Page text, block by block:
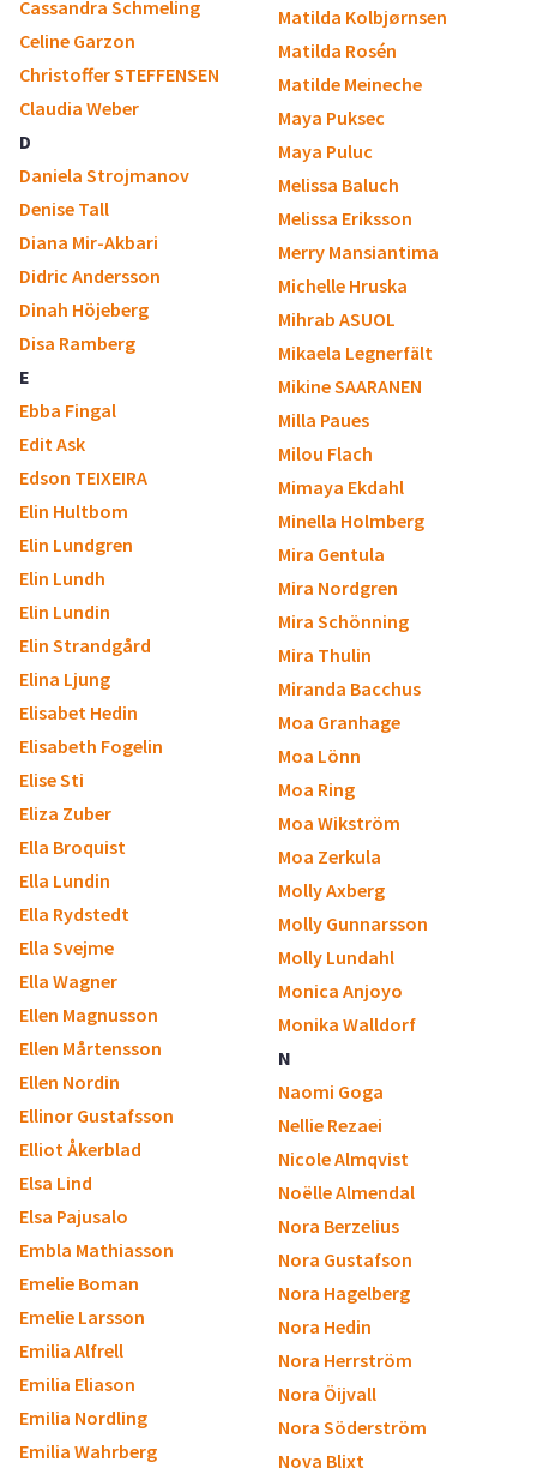
Cassandra Schmeling
Celine Garzon
Christoffer STEFFENSEN
Claudia Weber
D
Daniela Strojmanov
Denise Tall
Diana Mir-Akbari
Didric Andersson
Dinah Höjeberg
Disa Ramberg
E
Ebba Fingal
Edit Ask
Edson TEIXEIRA
Elin Hultbom
Elin Lundgren
Elin Lundh
Elin Lundin
Elin Strandgård
Elina Ljung
Elisabet Hedin
Elisabeth Fogelin
Elise Sti
Eliza Zuber
Ella Broquist
Ella Lundin
Ella Rydstedt
Ella Svejme
Ella Wagner
Ellen Magnusson
Ellen Mårtensson
Ellen Nordin
Ellinor Gustafsson
Elliot Åkerblad
Elsa Lind
Elsa Pajusalo
Embla Mathiasson
Emelie Boman
Emelie Larsson
Emilia Alfrell
Emilia Eliason
Emilia Nordling
Emilia Wahrberg
Matilda Kolbjørnsen
Matilda Rosén
Matilde Meineche
Maya Puksec
Maya Puluc
Melissa Baluch
Melissa Eriksson
Merry Mansiantima
Michelle Hruska
Mihrab ASUOL
Mikaela Legnerfält
Mikine SAARANEN
Milla Paues
Milou Flach
Mimaya Ekdahl
Minella Holmberg
Mira Gentula
Mira Nordgren
Mira Schönning
Mira Thulin
Miranda Bacchus
Moa Granhage
Moa Lönn
Moa Ring
Moa Wikström
Moa Zerkula
Molly Axberg
Molly Gunnarsson
Molly Lundahl
Monica Anjoyo
Monika Walldorf
N
Naomi Goga
Nellie Rezaei
Nicole Almqvist
Noëlle Almendal
Nora Berzelius
Nora Gustafson
Nora Hagelberg
Nora Hedin
Nora Herrström
Nora Öijvall
Nora Söderström
Nova Blixt